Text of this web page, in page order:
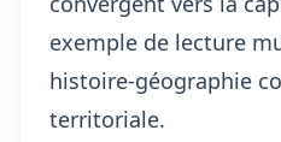
exemple de lecture
histoire-géographie
territoriale.